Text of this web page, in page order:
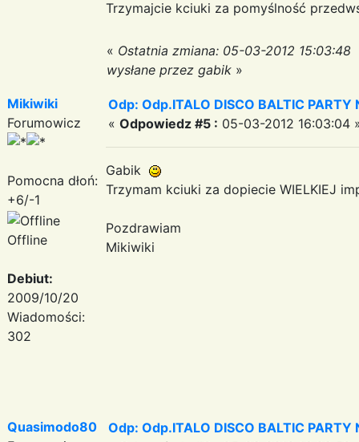
Trzymajcie kciuki za pomyślność
« Ostatnia zmiana: 05-03-2012 15:03:48
wysłane przez gabik »
Mikiwiki
Forumowicz
Pomocna dłoń:
+6/-1
Offline
Debiut:
2009/10/20
Wiadomości:
302
Odp: Odp.ITALO DISCO BALTIC PARTY
« Odpowiedz #5 : 05-03-2012 16:03:04
Gabik
Trzymam kciuki za dopiecie WIELKIEJ
Pozdrawiam
Mikiwiki
Quasimodo80
Odp: Odp.ITALO DISCO BALTIC PARTY